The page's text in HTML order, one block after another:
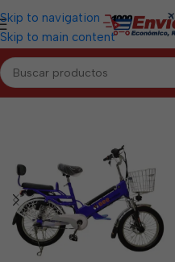
Skip to navigation
Skip to main content
Inicio/CAMAGÜEY/Motos y